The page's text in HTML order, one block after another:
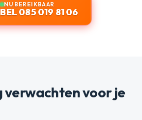
NU BEREIKBAAR
BEL 085 019 81 06
verwachten voor je